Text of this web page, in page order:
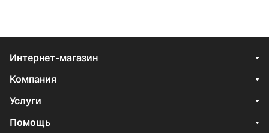
Интернет-магазин
Компания
Услуги
Помощь